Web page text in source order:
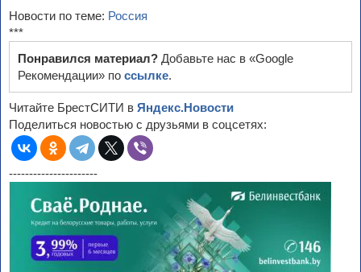
Новости по теме: Россия
***
Понравился материал? Добавьте нас в «Google
Рекомендации» по ссылке.
Читайте БрестСИТИ в Яндекс.Новости
Поделиться новостью с друзьями в соцсетях:
----------------------